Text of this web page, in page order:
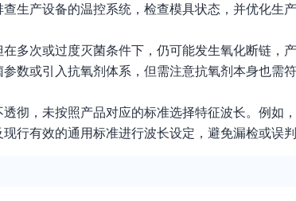
生产设备的温控系统，检查模具状态，并优化生
多次或过度灭菌条件下，仍可能发生氧化断链，
数或引入抗氧剂体系，但需注意抗氧剂本身也需
彻，未按照产品对应的标准选择特征波长。例如
行有效的通用标准进行波长设定，避免漏检或误判